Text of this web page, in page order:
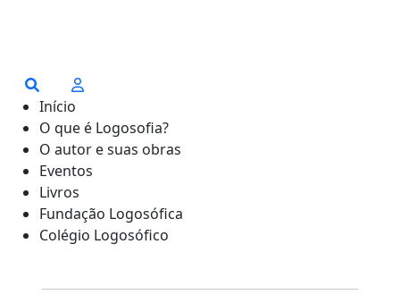
Início
O que é Logosofia?
O autor e suas obras
Eventos
Livros
Fundação Logosófica
Colégio Logosófico